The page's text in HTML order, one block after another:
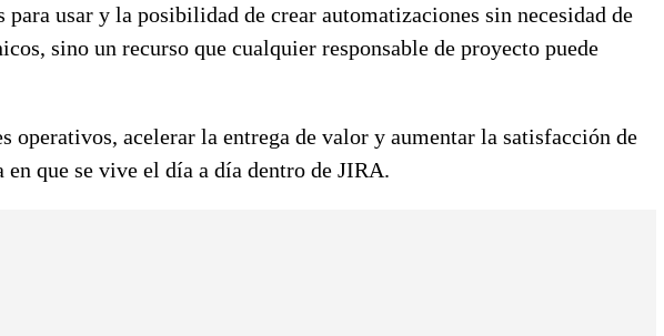
usar y la posibilidad de crear automatizaciones sin necesidad de
sino un recurso que cualquier responsable de proyecto puede
acelerar la entrega de valor y aumentar la satisfacción de
que se vive el día a día dentro de JIRA.